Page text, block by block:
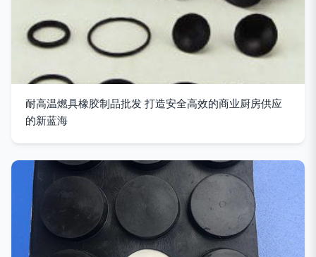
耐高温燃具橡胶制品批发 打造安全高效的商业厨房供应
的新蓝海